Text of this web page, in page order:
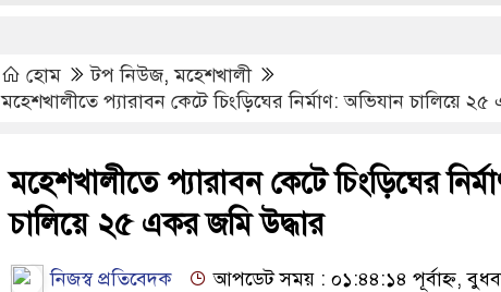
হোম টপ নিউজ,মহেশখালী
মহেশখালীতে প্যারাবন কেটে চিংড়িঘের নির্মাণ: অভিযান চালিয়ে
মহেশখালীতে প্যারাবন কেটে চিংড়িঘের
চালিয়ে ২৫ একর জমি উদ্ধার
নিজস্ব প্রতিবেদক আপডেট সময় : ০১:৪৪:১৪ পূর্বাহ্ন,